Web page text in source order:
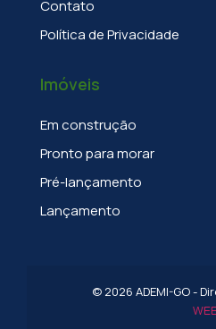
Contato
Política de Privacidade
Imóveis
Em construção
Pronto para morar
Pré-lançamento
Lançamento
© 2026 ADEMI-GO -